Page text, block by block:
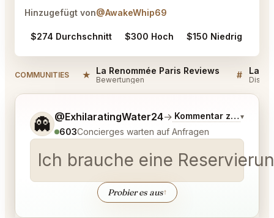
Hinzugefügt von@AwakeWhip69
$274 Durchschnitt $300 Hoch $150 Niedrig
COMMUNITIES ★ La Renommée Paris Reviews
Bewertungen # La
👻 @ExhilaratingWater24→ Kommentar zu den
▾
603Concierges warten auf Anfragen
Ich brauche eine
Probier es aus↑
Sag mir noch etwas genauer, was du möchtest.